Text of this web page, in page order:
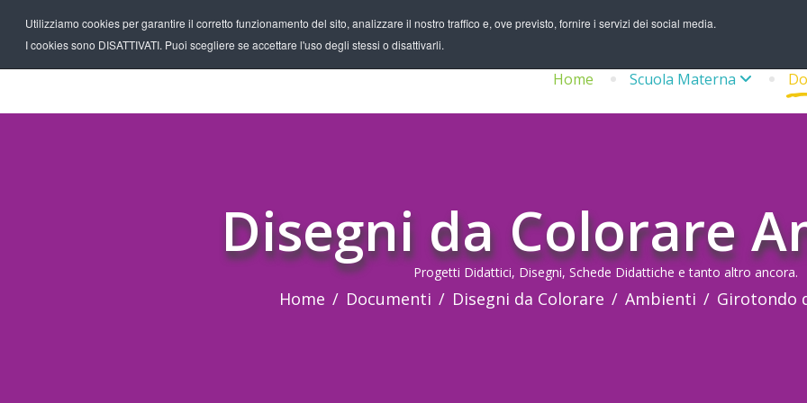
Utilizziamo cookies per garantire il corretto funzionamento del sito, analizzare il nostro traffico e, ove previsto, fornire i servizi dei social media.
I cookies sono DISATTIVATI. Puoi scegliere se accettare l'uso degli stessi o disattivarli.
Home Scuola Materna
Disegni da Colorare
Progetti Didattici, Disegni, Schede Didattiche e tanto altro ancora.
Home Documenti Disegni da Colorare Ambienti Girotondo